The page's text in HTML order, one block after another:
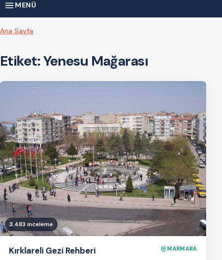
MENÜ
Ana Sayfa
Etiket:Yenesu Mağarası
3.483 inceleme
Kırklareli Gezi Rehberi MARMARA